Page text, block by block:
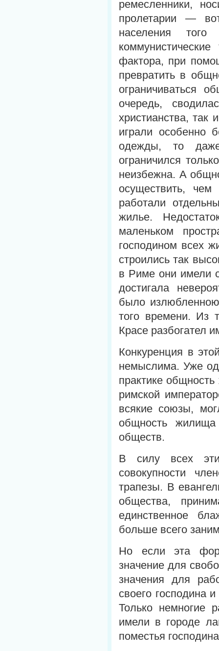
ремесленники,
пролетарии —
населения
фактора, при
превратить в
ограничиваться
очередь,
христианства,
играли особенно
одежды, то
ограничился
неизбежна. А
осуществить,
работали
жилье.
маленьком
господином всех
строились так
в Риме они имели
достигала
было
того времени. Из
Красе разбогател
Конкуренция в
немыслима. Уже
практике
римской
всякие союзы,
общность
обществ.
В силу всех
совокупности
трапезы. В
общества,
единственное
больше всего
Но если эта
значение для
значения для
своего господина
Только немногие
имели в городе
поместья